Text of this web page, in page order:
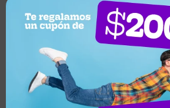
Suscríbete a nuestro
Recibí ofertas, novedades